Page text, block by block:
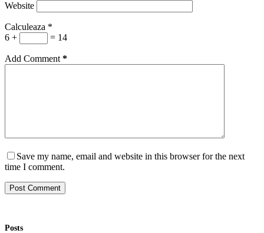
Website
Calculeaza *
6 +
= 14
Add Comment *
Save my name, email and website in this browser for the next
time I comment.
Post Comment
Posts